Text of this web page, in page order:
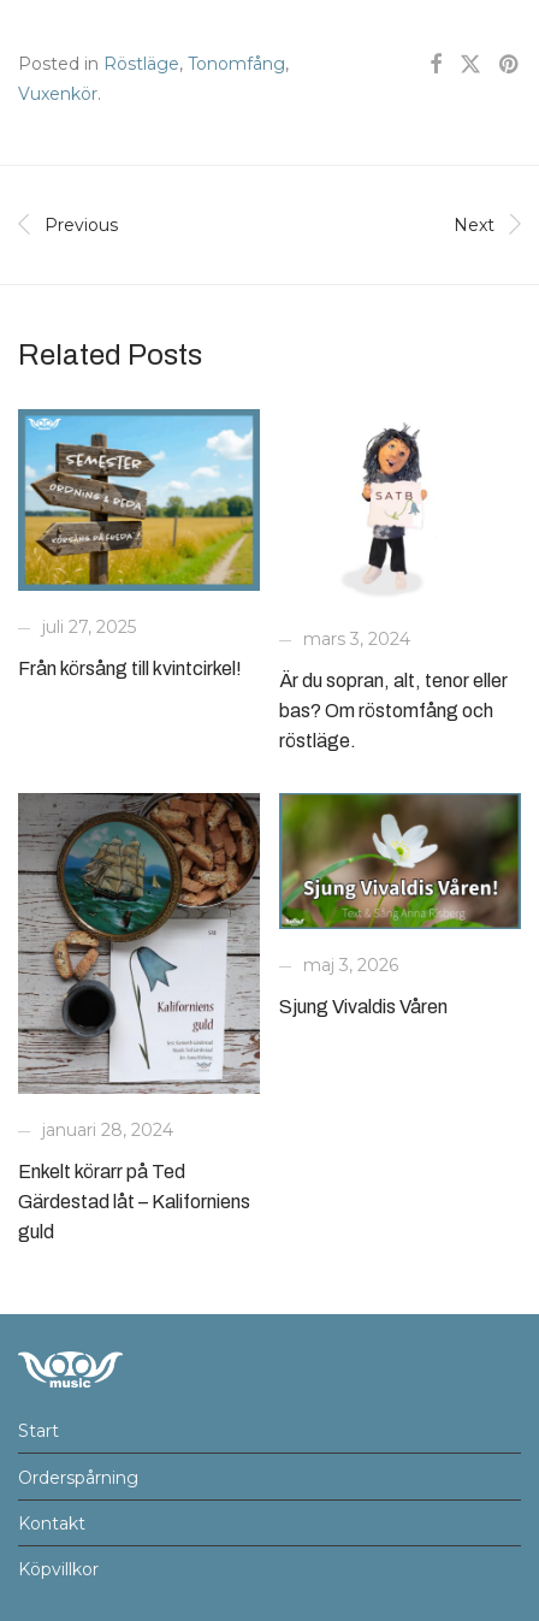
Posted in Röstläge, Tonomfång,
Vuxenkör.
Previous Next
Related Posts
juli 27, 2025
Från körsång till kvintcirkel!
mars 3, 2024
Är du sopran, alt, tenor eller
bas? Om röstomfång och
röstläge.
januari 28, 2024
Enkelt körarr på Ted
Gärdestad låt – Kaliforniens
guld
maj 3, 2026
Sjung Vivaldis Våren
Start
Orderspårning
Kontakt
Köpvillkor